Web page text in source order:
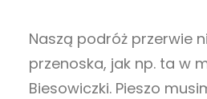
Naszą podróż przerwie
przenoska, jak np. ta w
Biesowiczki. Pieszo